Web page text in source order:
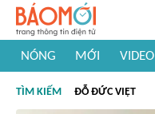
NÓNG MỚI VIDEO
#Khám phá thế giới
TÌM KIẾM ĐỖ ĐỨC VIỆT